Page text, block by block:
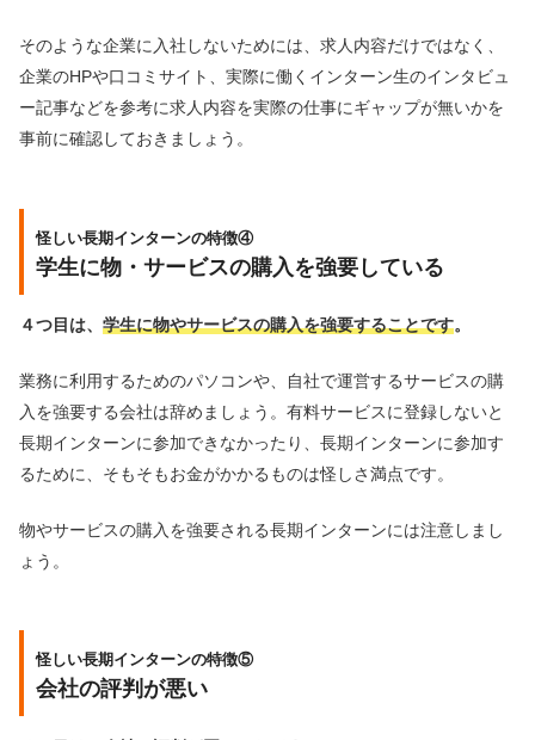
そのような企業に入社しないためには、求人内容だけではなく、
企業のHPや口コミサイト、実際に働くインターン生のインタビュ
ー記事などを参考に求人内容を実際の仕事にギャップが無いかを
事前に確認しておきましょう。
怪しい長期インターンの特徴④
学生に物・サービスの購入を強要している
４つ目は、 学生に物やサービスの購入を強要することです。
業務に利用するためのパソコンや、自社で運営するサービスの購
入を強要する会社は辞めましょう。有料サービスに登録しないと
長期インターンに参加できなかったり、長期インターンに参加す
るために、そもそもお金がかかるものは怪しさ満点です。
物やサービスの購入を強要される長期インターンには注意しまし
ょう。
怪しい長期インターンの特徴⑤
会社の評判が悪い